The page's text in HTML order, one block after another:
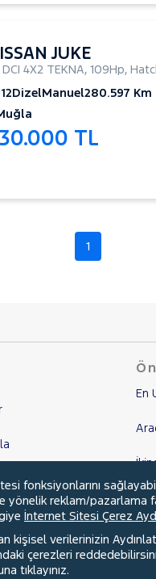
JUKE
DCI 4X2 TEKNA, 109Hp,
DizelManuel280.597 Km
TL
1
En
fonksiyonlarını
reklam/pazarlama
İnternet Sitesi Çerez
kişisel verilerinizin
çerezleri
tıklayınız.